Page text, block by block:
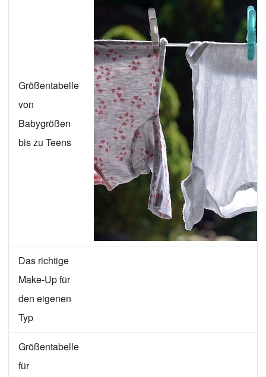
Größentabelle
von
Babygrößen
bis zu Teens
Das richtige
Make-Up für
den eigenen
Typ
Größentabelle
für